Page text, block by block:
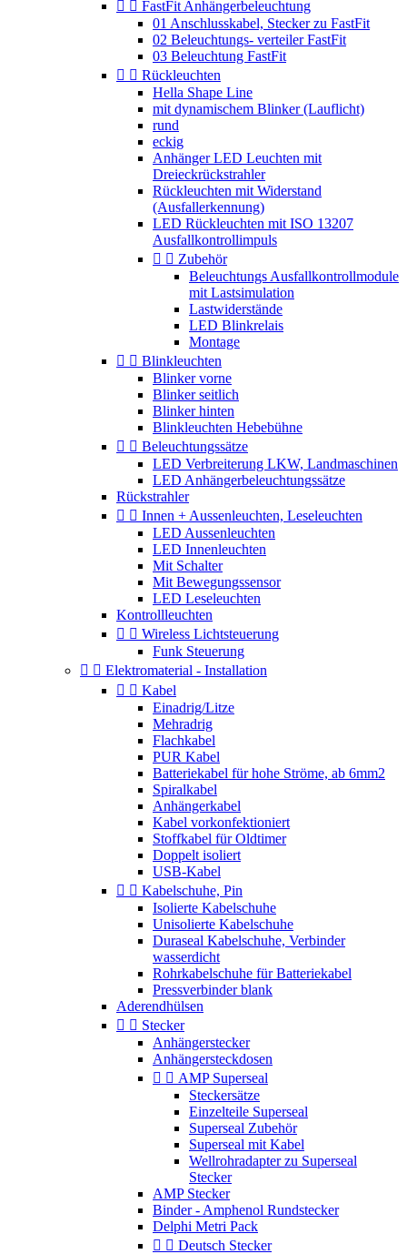
  FastFit Anhängerbeleuchtung
01 Anschlusskabel, Stecker zu FastFit
02 Beleuchtungs- verteiler FastFit
03 Beleuchtung FastFit
  Rückleuchten
Hella Shape Line
mit dynamischem Blinker (Lauflicht)
rund
eckig
Anhänger LED Leuchten mit
Dreieckrückstrahler
Rückleuchten mit Widerstand
(Ausfallerkennung)
LED Rückleuchten mit ISO 13207
Ausfallkontrollimpuls
  Zubehör
Beleuchtungs Ausfallkontrollmodule
mit Lastsimulation
Lastwiderstände
LED Blinkrelais
Montage
  Blinkleuchten
Blinker vorne
Blinker seitlich
Blinker hinten
Blinkleuchten Hebebühne
  Beleuchtungssätze
LED Verbreiterung LKW, Landmaschinen
LED Anhängerbeleuchtungssätze
Rückstrahler
  Innen + Aussenleuchten, Leseleuchten
LED Aussenleuchten
LED Innenleuchten
Mit Schalter
Mit Bewegungssensor
LED Leseleuchten
Kontrollleuchten
  Wireless Lichtsteuerung
Funk Steuerung
  Elektromaterial - Installation
  Kabel
Einadrig/Litze
Mehradrig
Flachkabel
PUR Kabel
Batteriekabel für hohe Ströme, ab 6mm2
Spiralkabel
Anhängerkabel
Kabel vorkonfektioniert
Stoffkabel für Oldtimer
Doppelt isoliert
USB-Kabel
  Kabelschuhe, Pin
Isolierte Kabelschuhe
Unisolierte Kabelschuhe
Duraseal Kabelschuhe, Verbinder
wasserdicht
Rohrkabelschuhe für Batteriekabel
Pressverbinder blank
Aderendhülsen
  Stecker
Anhängerstecker
Anhängersteckdosen
  AMP Superseal
Steckersätze
Einzelteile Superseal
Superseal Zubehör
Superseal mit Kabel
Wellrohradapter zu Superseal
Stecker
AMP Stecker
Binder - Amphenol Rundstecker
Delphi Metri Pack
  Deutsch Stecker